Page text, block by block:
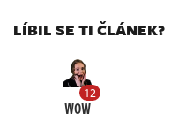
LÍBIL SE TI ČLÁNEK?
12
WOW